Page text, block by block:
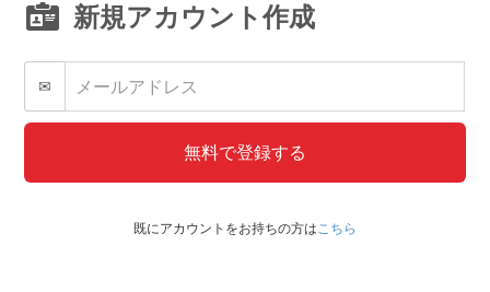
新規アカウント作成
✉
無料で登録する
既にアカウントをお持ちの方はこちら